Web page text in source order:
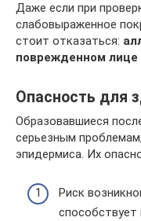
Даже если при
слабовыраженное
стоит отказаться:
поврежденном лице
Опасность для
Образовавшиеся
серьезным
эпидермиса. Их
Риск